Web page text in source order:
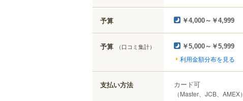
予算 ￥4,000～￥4,999
予算 （口コミ集計） ￥5,000～￥5,999
利用金額分布を見る
支払い方法 カード可
（Master、JCB、AMEX）